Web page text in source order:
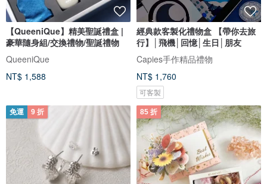
【QueeniQue】精美聖誕禮盒 |
豪華隨身組/交換禮物/聖誕禮物
QueeniQue
NT$ 1,588
經典款客製化禮物盒 【帶你去旅
行】│飛機│回憶│生日│朋友
Capies手作精品禮物
NT$ 1,760
可客製
免運 9 折 85 折